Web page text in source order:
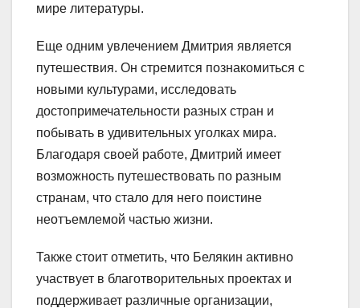
мире литературы.
Еще одним увлечением Дмитрия является
путешествия. Он стремится познакомиться с
новыми культурами, исследовать
достопримечательности разных стран и
побывать в удивительных уголках мира.
Благодаря своей работе, Дмитрий имеет
возможность путешествовать по разным
странам, что стало для него поистине
неотъемлемой частью жизни.
Также стоит отметить, что Белякин активно
участвует в благотворительных проектах и
поддерживает различные организации,